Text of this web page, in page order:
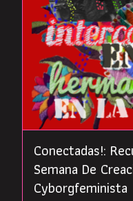
Conectadas!:
Semana De
Cyborgfeminista